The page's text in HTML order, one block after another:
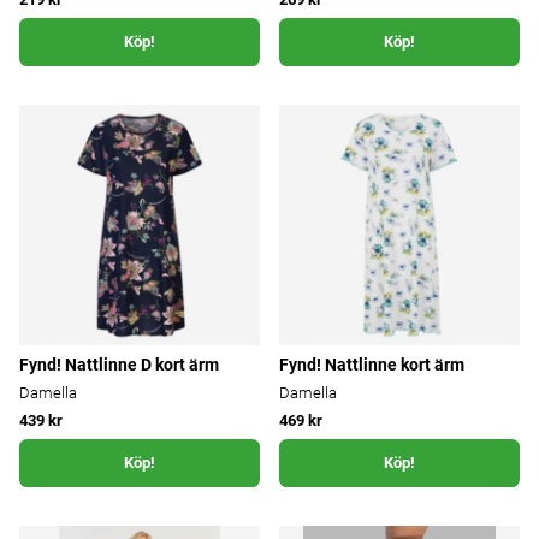
Köp! Köp!
Fynd! Nattlinne D kort ärm
Damella
439 kr
Köp!
Fynd! Nattlinne kort ärm
Damella
469 kr
Köp!